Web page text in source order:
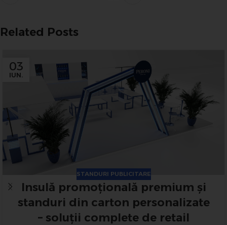
Related Posts
03
IUN.
STANDURI PUBLICITARE
Insulă promoțională premium și
standuri din carton personalizate
– soluții complete de retail